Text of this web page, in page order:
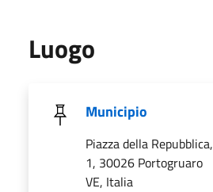
Luogo
Municipio
Piazza della Repubblica,
1, 30026 Portogruaro
VE, Italia